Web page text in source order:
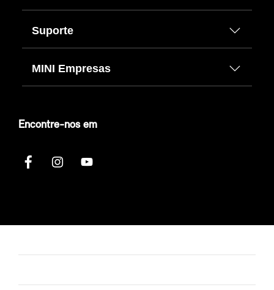
Suporte
MINI Empresas
Encontre-nos em